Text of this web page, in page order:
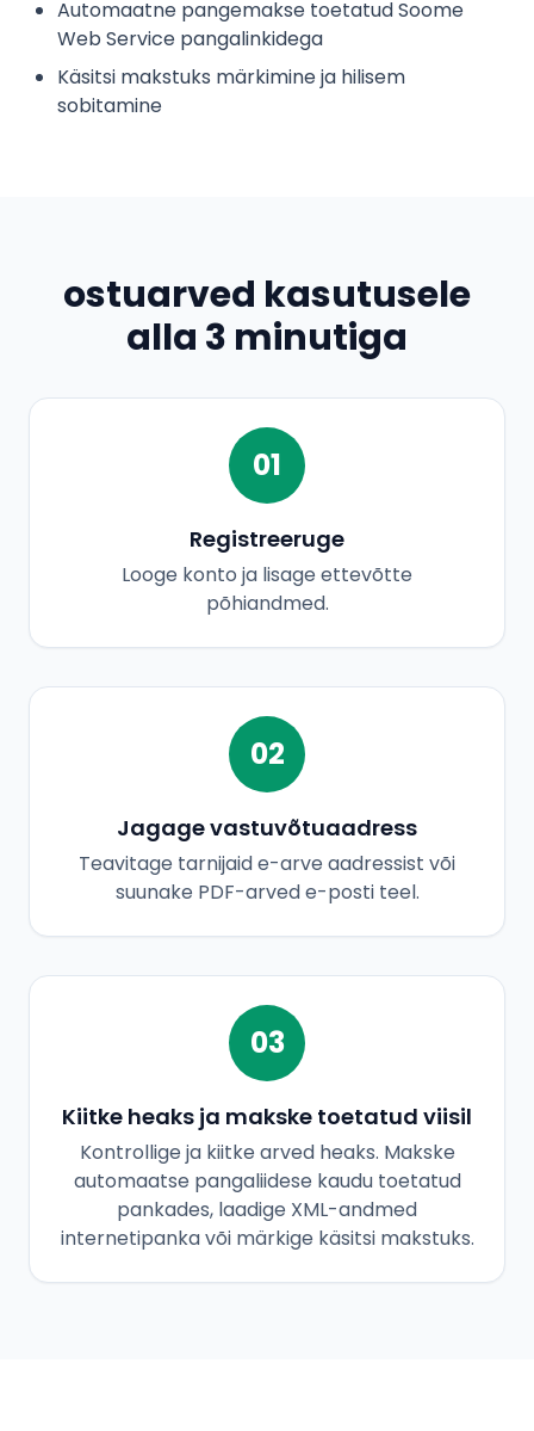
Automaatne pangemakse toetatud Soome
Web Service pangalinkidega
Käsitsi makstuks märkimine ja hilisem
sobitamine
ostuarved kasutusele
alla 3 minutiga
01
Registreeruge
Looge konto ja lisage ettevõtte
põhiandmed.
02
Jagage vastuvõtuaadress
Teavitage tarnijaid e-arve aadressist või
suunake PDF-arved e-posti teel.
03
Kiitke heaks ja makske toetatud viisil
Kontrollige ja kiitke arved heaks. Makske
automaatse pangaliidese kaudu toetatud
pankades, laadige XML-andmed
internetipanka või märkige käsitsi makstuks.